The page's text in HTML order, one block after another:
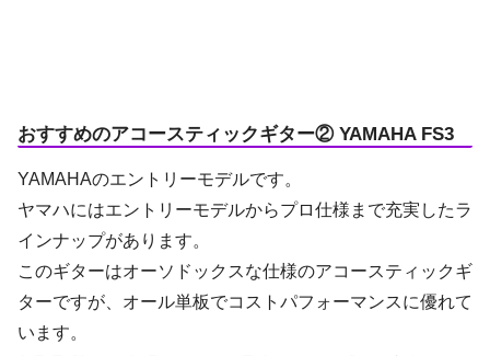
おすすめのアコースティックギター② YAMAHA FS3
YAMAHAのエントリーモデルです。
ヤマハにはエントリーモデルからプロ仕様まで充実したラ
インナップがあります。
このギターはオーソドックスな仕様のアコースティックギ
ターですが、オール単板でコストパフォーマンスに優れて
います。